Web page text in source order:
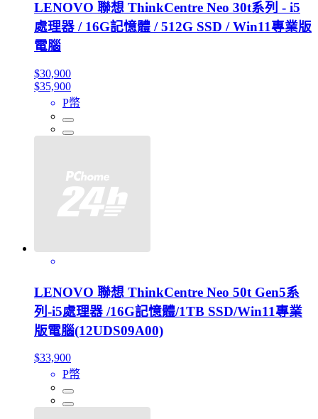
LENOVO 聯想 ThinkCentre Neo 30t系列 - i5
處理器 / 16G記憶體 / 512G SSD / Win11專業版
電腦
$30,900
$35,900
P幣
LENOVO 聯想 ThinkCentre Neo 50t Gen5系
列-i5處理器 /16G記憶體/1TB SSD/Win11專業
版電腦(12UDS09A00)
$33,900
P幣